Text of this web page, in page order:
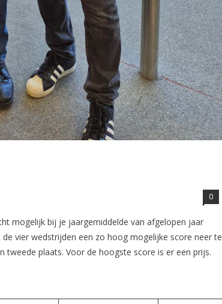
0
mogelijk bij je jaargemiddelde van afgelopen jaar
vier wedstrijden een zo hoog mogelijke score neer te
plaats. Voor de hoogste score is er een prijs.